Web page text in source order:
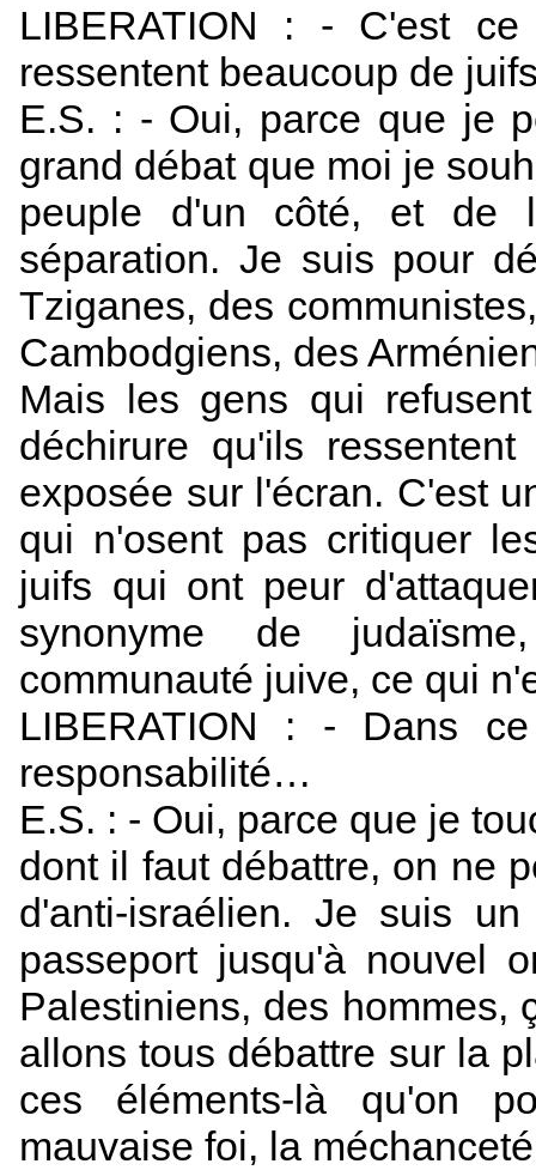
LIBERATION : - C'est
ressentent beaucoup de
E.S. : - Oui, parce que je
grand débat que moi je
peuple d'un côté, et de
séparation. Je suis pour
Tziganes, des
Cambodgiens, des
Mais les gens qui
déchirure qu'ils
exposée sur l'écran. C'est
qui n'osent pas critiquer
juifs qui ont peur
synonyme de
communauté juive, ce qui
LIBERATION : - Dans
responsabilité…
E.S. : - Oui, parce que je
dont il faut débattre, on ne
d'anti-israélien. Je suis
passeport jusqu'à nouvel
Palestiniens, des hommes,
allons tous débattre sur la
ces éléments-là qu'on
mauvaise foi, la